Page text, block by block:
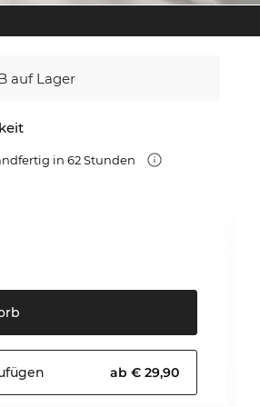
auf Lager
in 62 Stunden
ab € 29,90